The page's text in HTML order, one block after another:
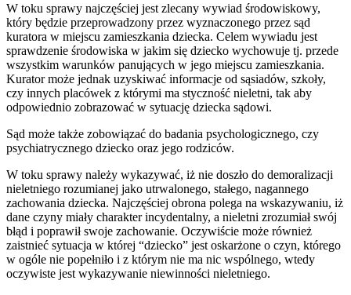
W toku sprawy najczęściej jest zlecany wywiad środowiskowy,
który będzie przeprowadzony przez wyznaczonego przez sąd
kuratora w miejscu zamieszkania dziecka. Celem wywiadu jest
sprawdzenie środowiska w jakim się dziecko wychowuje tj. przede
wszystkim warunków panujących w jego miejscu zamieszkania.
Kurator może jednak uzyskiwać informacje od sąsiadów, szkoły,
czy innych placówek z którymi ma styczność nieletni, tak aby
odpowiednio zobrazować w sytuację dziecka sądowi.
Sąd może także zobowiązać do badania psychologicznego, czy
psychiatrycznego dziecko oraz jego rodziców.
W toku sprawy należy wykazywać, iż nie doszło do demoralizacji
nieletniego rozumianej jako utrwalonego, stałego, nagannego
zachowania dziecka. Najczęściej obrona polega na wskazywaniu, iż
dane czyny miały charakter incydentalny, a nieletni zrozumiał swój
błąd i poprawił swoje zachowanie. Oczywiście może również
zaistnieć sytuacja w której “dziecko” jest oskarżone o czyn, którego
w ogóle nie popełniło i z którym nie ma nic wspólnego, wtedy
oczywiste jest wykazywanie niewinności nieletniego.